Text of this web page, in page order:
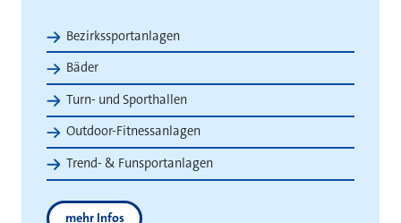
Bezirkssportanlagen
Bäder
Turn- und Sporthallen
Outdoor-Fitnessanlagen
Trend- & Funsportanlagen
mehr Infos